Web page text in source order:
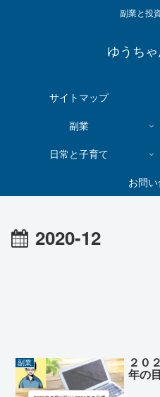
副業と投
ゆうち
サイトマップ
副業
日常と子育て
お問
2020-12
副業 ２０
年の